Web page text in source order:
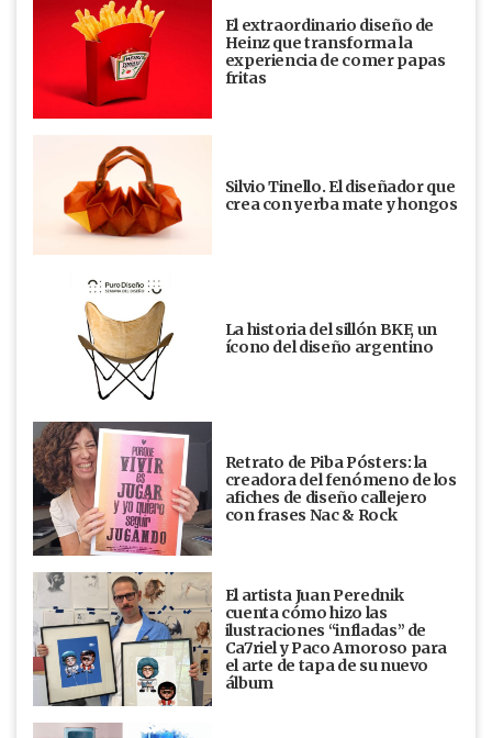
El extraordinario diseño de
Heinz que transforma la
experiencia de comer papas
fritas
Silvio Tinello. El diseñador que
crea con yerba mate y hongos
La historia del sillón BKF, un
ícono del diseño argentino
Retrato de Piba Pósters: la
creadora del fenómeno de los
afiches de diseño callejero
con frases Nac & Rock
El artista Juan Perednik
cuenta cómo hizo las
ilustraciones “infladas” de
Ca7riel y Paco Amoroso para
el arte de tapa de su nuevo
álbum